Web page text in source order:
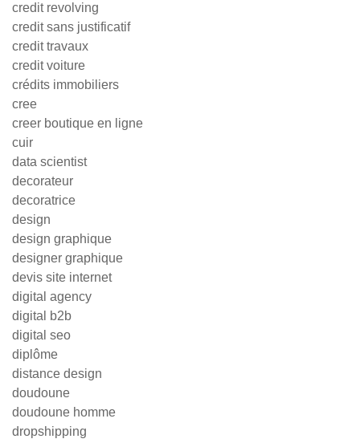
credit revolving
credit sans justificatif
credit travaux
credit voiture
crédits immobiliers
cree
creer boutique en ligne
cuir
data scientist
decorateur
decoratrice
design
design graphique
designer graphique
devis site internet
digital agency
digital b2b
digital seo
diplôme
distance design
doudoune
doudoune homme
dropshipping